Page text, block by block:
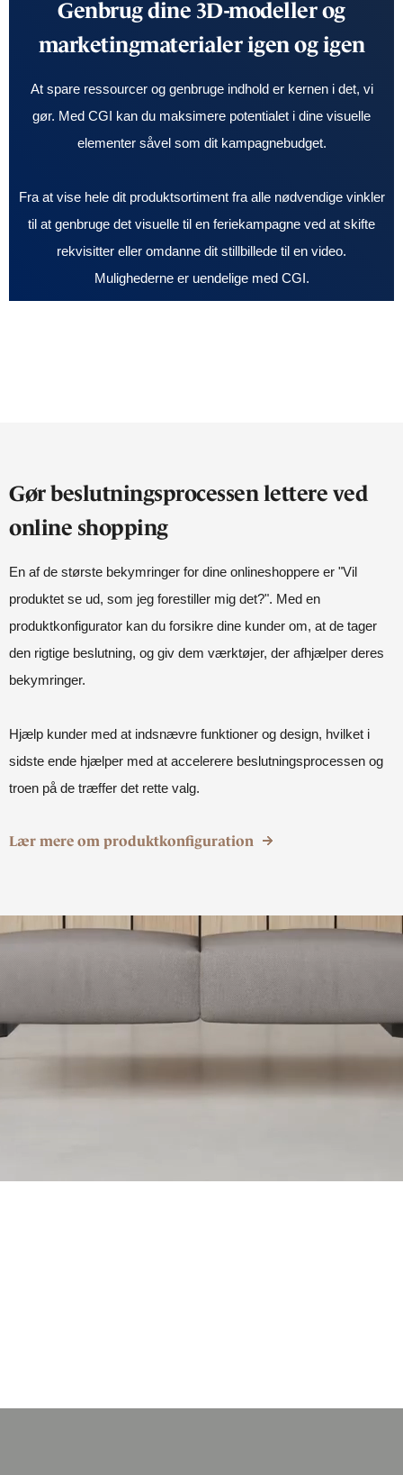
Genbrug dine 3D-modeller og
marketingmaterialer igen og igen
At spare ressourcer og genbruge indhold er kernen i det, vi
gør. Med CGI kan du maksimere potentialet i dine visuelle
elementer såvel som dit kampagnebudget.
Fra at vise hele dit produktsortiment fra alle nødvendige vinkler
til at genbruge det visuelle til en feriekampagne ved at skifte
rekvisitter eller omdanne dit stillbillede til en video.
Mulighederne er uendelige med CGI.
Gør beslutningsprocessen lettere ved
online shopping
En af de største bekymringer for dine onlineshoppere er "Vil
produktet se ud, som jeg forestiller mig det?". Med en
produktkonfigurator kan du forsikre dine kunder om, at de tager
den rigtige beslutning, og giv dem værktøjer, der afhjælper deres
bekymringer.
Hjælp kunder med at indsnævre funktioner og design, hvilket i
sidste ende hjælper med at accelerere beslutningsprocessen og
troen på de træffer det rette valg.
Lær mere om produktkonfiguration